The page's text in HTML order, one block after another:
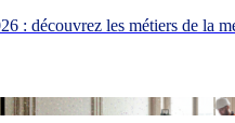
: découvrez les métiers de la